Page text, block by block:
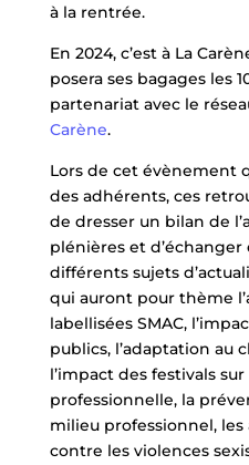
à la rentrée.
En 2024, c’est à La
posera ses bagages les
partenariat avec le
Carène.
Lors de cet évènement
des adhérents, ces
de dresser un bilan de
plénières et
différents sujets
qui auront pour thème
labellisées SMAC,
publics, l’adaptation au
l’impact des festivals
professionnelle, la
milieu professionnel,
contre les violences